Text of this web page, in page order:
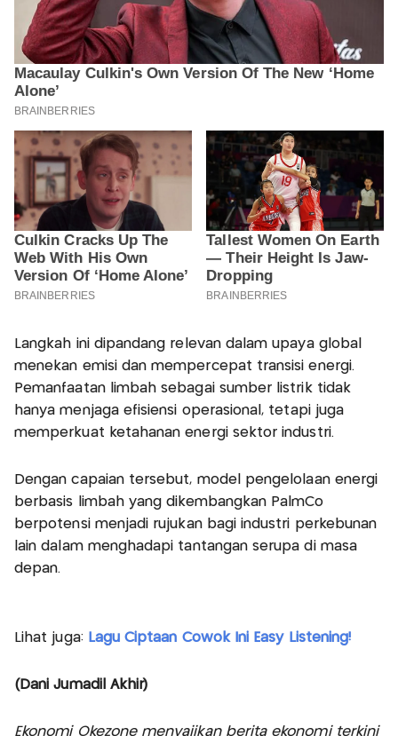
Langkah ini dipandang relevan dalam upaya global
menekan emisi dan mempercepat transisi energi.
Pemanfaatan limbah sebagai sumber listrik tidak
hanya menjaga efisiensi operasional, tetapi juga
memperkuat ketahanan energi sektor industri.
Dengan capaian tersebut, model pengelolaan energi
berbasis limbah yang dikembangkan PalmCo
berpotensi menjadi rujukan bagi industri perkebunan
lain dalam menghadapi tantangan serupa di masa
depan.
Lihat juga: Lagu Ciptaan Cowok Ini Easy Listening!
(Dani Jumadil Akhir)
Ekonomi Okezone menyajikan berita ekonomi terkini